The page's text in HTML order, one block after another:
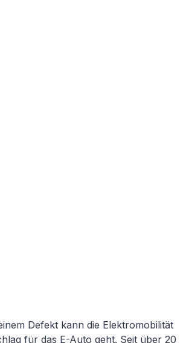
Defekt kann die Elektromobilität
für das E-Auto geht. Seit über 20